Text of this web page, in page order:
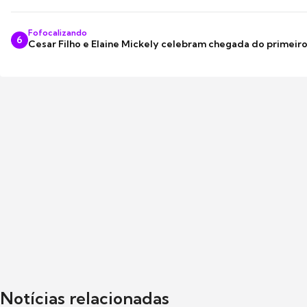
6
Fofocalizando
Cesar Filho e Elaine Mickely celebram chegada do
Notícias relacionadas